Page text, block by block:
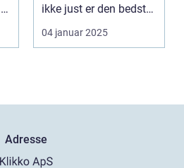
ikke just er den bedste
ven for bilen...
04 januar 2025
Adresse